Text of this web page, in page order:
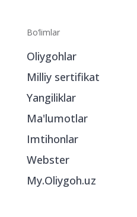
Bo‘limlar
Oliygohlar
Milliy sertifikat
Yangiliklar
Ma'lumotlar
Imtihonlar